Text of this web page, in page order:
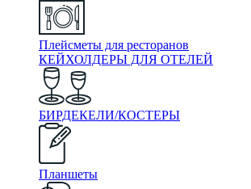
Плейсметы для ресторанов
КЕЙХОЛДЕРЫ ДЛЯ ОТЕЛЕЙ
БИРДЕКЕЛИ/КОСТЕРЫ
Планшеты